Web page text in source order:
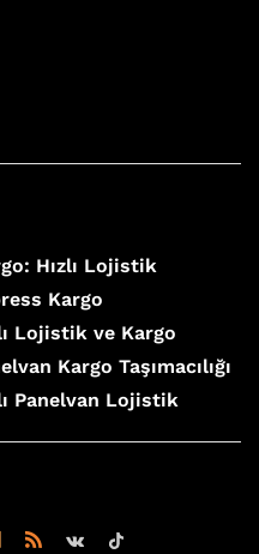
Hızlı Lojistik
Kargo
Lojistik ve Kargo
Kargo Taşımacılığı
Panelvan Lojistik